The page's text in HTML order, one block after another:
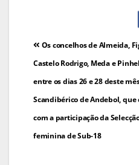
Navegação
de
artigos
Os concelhos de Almeida,
Castelo Rodrigo, Meda e
entre os dias 26 e 28 deste
Scandibérico de Andebol, que
com a participação da
feminina de Sub-18